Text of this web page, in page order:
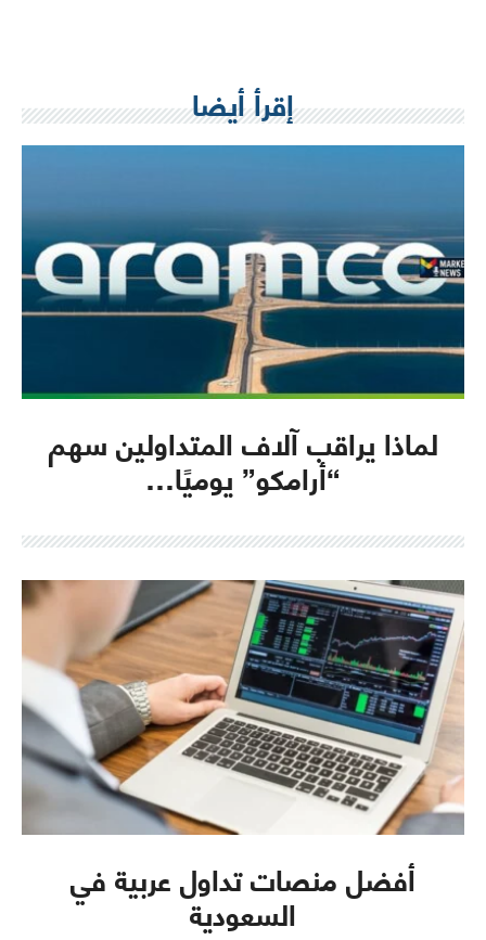
إقرأ أيضا
لماذا يراقب آلاف المتداولين سهم
“أرامكو” يوميًا…
أفضل منصات تداول عربية في
السعودية